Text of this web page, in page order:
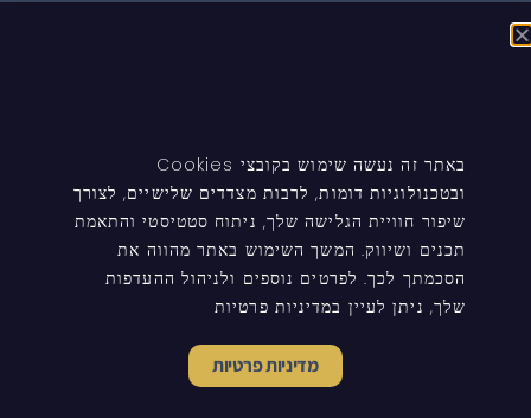
טיפים ומידע
עדכונים לעורכי דין
© כל הזכויות שמורות להראל כהן - משרד עורך דין
באתר זה נעשה שימוש בקובצי Cookies
ובטכנולוגיות דומות, לרבות מצדדים שלישיים, לצורך
שיפור חוויית הגלישה שלך, ניתוח סטטיסטי והתאמת
תכנים ושיווק. המשך השימוש באתר מהווה את
הסכמתך לכך. לפרטים נוספים ולניהול ההעדפות
שלך, ניתן לעיין במדיניות פרטיות
מדיניות פרטיות